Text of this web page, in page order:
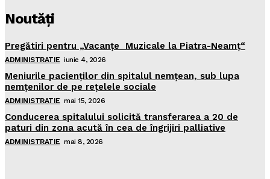
Noutăţi
Pregătiri pentru „Vacanţe Muzicale la Piatra-Neamţ“
ADMINISTRATIE iunie 4, 2026
Meniurile pacienţilor din spitalul nemţean, sub lupa
nemţenilor de pe reţelele sociale
ADMINISTRATIE mai 15, 2026
Conducerea spitalului solicită transferarea a 20 de
paturi din zona acută în cea de îngrijiri palliative
ADMINISTRATIE mai 8, 2026